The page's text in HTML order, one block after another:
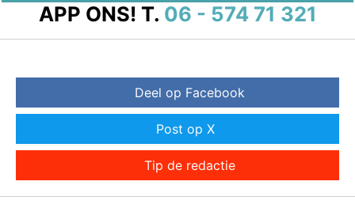
APP ONS! T. 06 - 574 71 321
Deel op Facebook
Post op X
Tip de redactie